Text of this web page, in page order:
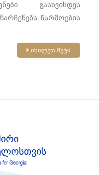
გასხვისდეს
წარმოების
იხილეთ მეტი